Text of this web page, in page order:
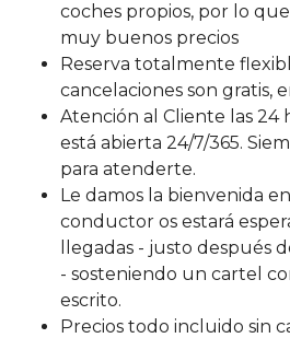
coches propios, por lo
muy buenos precios
Reserva totalmente
cancelaciones son gratis,
Atención al Cliente las 24
está abierta 24/7/365.
para atenderte.
Le damos la bienvenida
conductor os estará
llegadas - justo después
- sosteniendo un cartel
escrito.
Precios todo incluido sin